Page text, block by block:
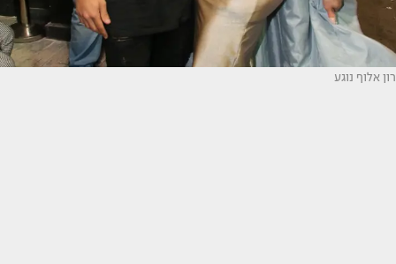
רון אלוף נוגע